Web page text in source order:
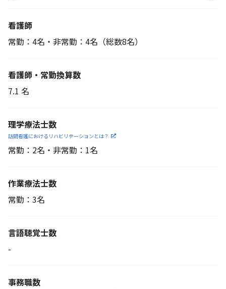
看護師
常勤：4名・非常勤：4名 （総数8名）
看護師・常勤換算数
7.1 名
理学療法士数
訪問看護におけるリハビリ テーションとは？
常勤：2名・非常勤：1名
作業療法士数
常勤：3名
言語聴覚士数
-
事務職数